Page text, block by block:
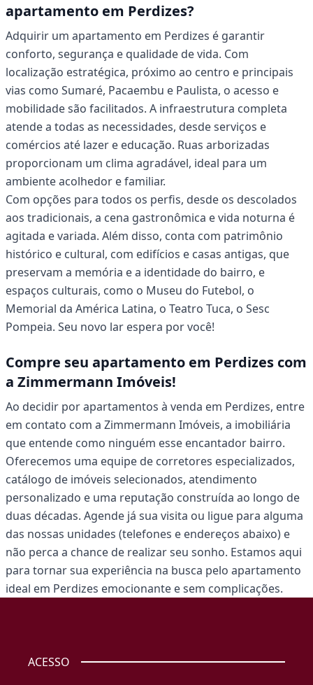
apartamento em Perdizes?
Adquirir um apartamento em Perdizes é garantir
conforto, segurança e qualidade de vida. Com
localização estratégica, próximo ao centro e principais
vias como Sumaré, Pacaembu e Paulista, o acesso e
mobilidade são facilitados. A infraestrutura completa
atende a todas as necessidades, desde serviços e
comércios até lazer e educação. Ruas arborizadas
proporcionam um clima agradável, ideal para um
ambiente acolhedor e familiar.
Com opções para todos os perfis, desde os descolados
aos tradicionais, a cena gastronômica e vida noturna é
agitada e variada. Além disso, conta com patrimônio
histórico e cultural, com edifícios e casas antigas, que
preservam a memória e a identidade do bairro, e
espaços culturais, como o Museu do Futebol, o
Memorial da América Latina, o Teatro Tuca, o Sesc
Pompeia. Seu novo lar espera por você!
Compre seu apartamento em Perdizes com
a Zimmermann Imóveis!
Ao decidir por apartamentos à venda em Perdizes, entre
em contato com a Zimmermann Imóveis, a imobiliária
que entende como ninguém esse encantador bairro.
Oferecemos uma equipe de corretores especializados,
catálogo de imóveis selecionados, atendimento
personalizado e uma reputação construída ao longo de
duas décadas. Agende já sua visita ou ligue para alguma
das nossas unidades (telefones e endereços abaixo) e
não perca a chance de realizar seu sonho. Estamos aqui
para tornar sua experiência na busca pelo apartamento
ideal em Perdizes emocionante e sem complicações.
ACESSO